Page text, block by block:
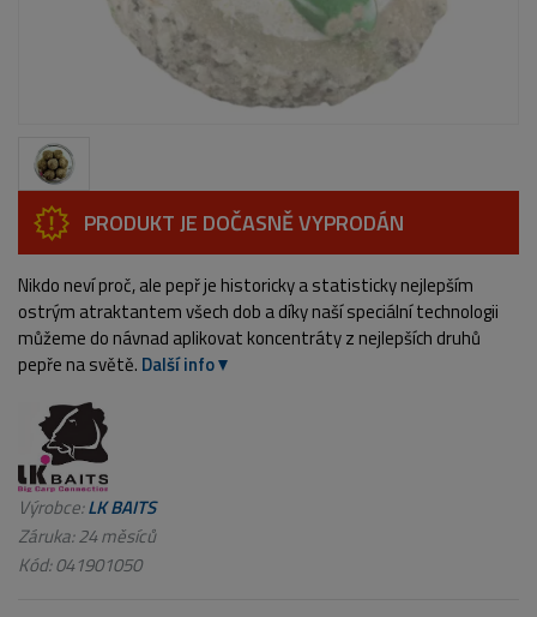
PRODUKT JE DOČASNĚ VYPRODÁN
Nikdo neví proč, ale pepř je historicky a statisticky nejlepším
ostrým atraktantem všech dob a díky naší speciální technologii
můžeme do návnad aplikovat koncentráty z nejlepších druhů
pepře na světě. Další info
Výrobce:LK BAITS
Záruka: 24 měsíců
Kód:041901050